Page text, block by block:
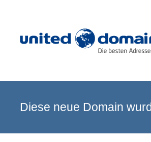
Diese neue Domain